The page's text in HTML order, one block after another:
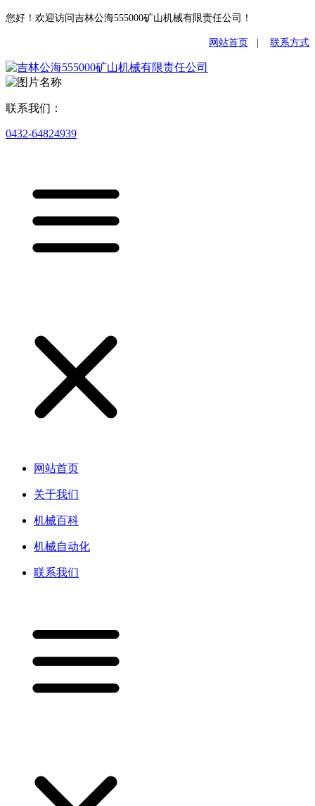
您好！欢迎访问吉林公海555000矿山机械有限责任公司！
网站首页 联系方式
联系我们：
0432-64824939
网站首页
关于我们
机械百科
机械自动化
联系我们